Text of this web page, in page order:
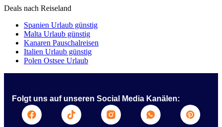
Deals nach Reiseland
Spanien Urlaub günstig
Malta Urlaub günstig
Kanaren Pauschalreisen
Italien Urlaub günstig
Polen Ostsee Urlaub